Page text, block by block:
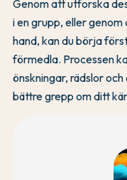
Genom att utforska
i en grupp, eller
hand, kan du börja
förmedla. Processen
önskningar, rädslor
bättre grepp om ditt